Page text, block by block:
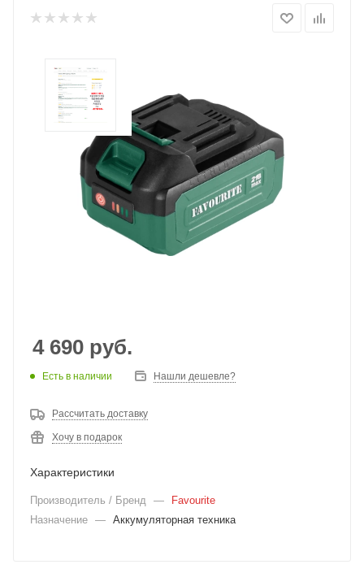
4 690 руб.
Есть в наличии Нашли дешевле?
Рассчитать доставку
Хочу в подарок
Характеристики
Производитель / Бренд —
Favourite
Назначение — Аккумуляторная техника